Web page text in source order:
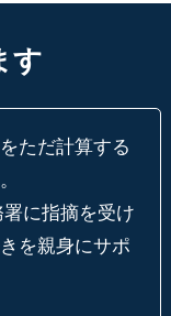
す
ただ計算する
に指摘を受け
を親身にサポ